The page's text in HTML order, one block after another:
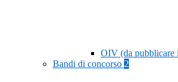
OIV (da pubblicare
Bandi di concorso 2